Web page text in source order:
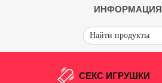
ИНФОРМАЦИЯ
СЕКС ИГРУШКИ